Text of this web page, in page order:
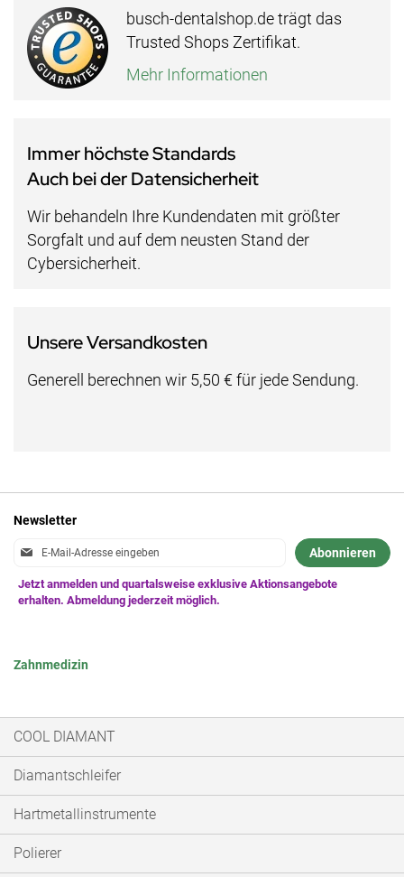
busch-dentalshop.de trägt das
Trusted Shops Zertifikat.
Mehr Informationen
Immer höchste Standards
Auch bei der Datensicherheit
Wir behandeln Ihre Kundendaten mit größter
Sorgfalt und auf dem neusten Stand der
Cybersicherheit.
Unsere Versandkosten
Generell berechnen wir 5,50 € für jede Sendung.
Newsletter
Anmeldung
Newsletter:
Abonnieren
Zahnmedizin
COOL DIAMANT
Diamantschleifer
Hartmetallinstrumente
Polierer